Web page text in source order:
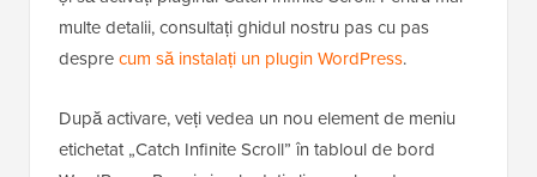
multe detalii, consultați ghidul nostru pas cu pas
desprecum să instalați un plugin WordPress.
După activare, veți vedea un nou element de meniu
etichetat „Catch Infinite Scroll” în tabloul de bord